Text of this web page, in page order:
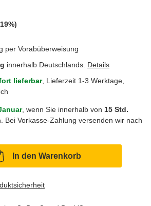
per Vorabüberweisung
innerhalb Deutschlands. Details
lieferbar, Lieferzeit 1-3 Werktage,
, wenn Sie innerhalb von 15 Std.
Bei Vorkasse-Zahlung versenden wir nach
In den Warenkorb